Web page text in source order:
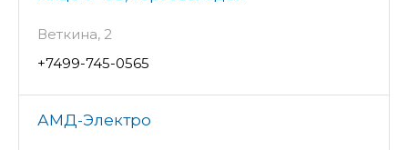
Веткина, 2
+7499-745-0565
АМД-Электро